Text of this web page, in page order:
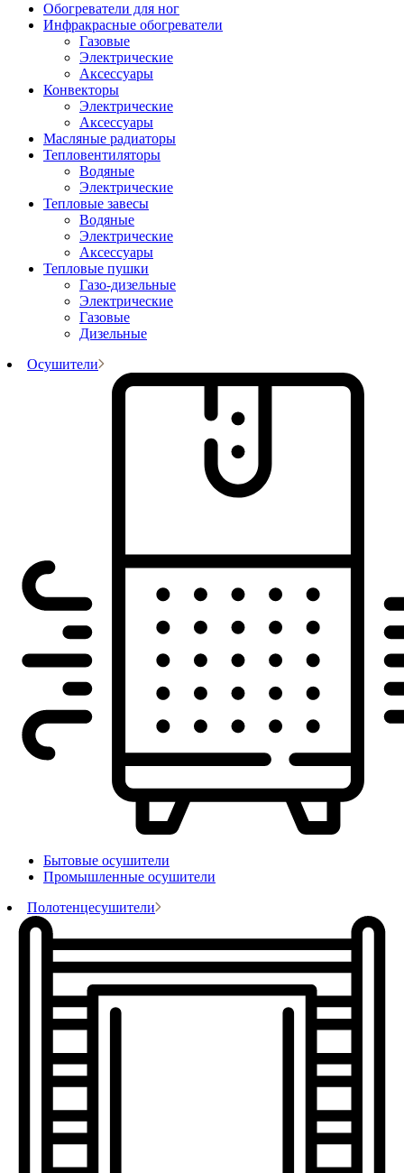
Обогреватели для ног
Инфракрасные обогреватели
Газовые
Электрические
Аксессуары
Конвекторы
Электрические
Аксессуары
Масляные радиаторы
Тепловентиляторы
Водяные
Электрические
Тепловые завесы
Водяные
Электрические
Аксессуары
Тепловые пушки
Газо-дизельные
Электрические
Газовые
Дизельные
Осушители
Бытовые осушители
Промышленные осушители
Полотенцесушители